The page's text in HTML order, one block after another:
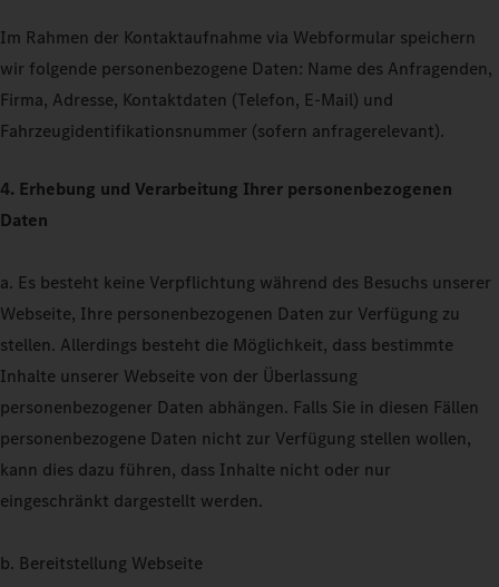
Im Rahmen der Kontaktaufnahme via Webformular speichern
wir folgende personenbezogene Daten: Name des Anfragenden,
Firma, Adresse, Kontaktdaten (Telefon, E-Mail) und
Fahrzeugidentifikationsnummer (sofern anfragerelevant).
4. Erhebung und Verarbeitung Ihrer personenbezogenen
Daten
a. Es besteht keine Verpflichtung während des Besuchs unserer
Webseite, Ihre personenbezogenen Daten zur Verfügung zu
stellen. Allerdings besteht die Möglichkeit, dass bestimmte
Inhalte unserer Webseite von der Überlassung
personenbezogener Daten abhängen. Falls Sie in diesen Fällen
personenbezogene Daten nicht zur Verfügung stellen wollen,
kann dies dazu führen, dass Inhalte nicht oder nur
eingeschränkt dargestellt werden.
b. Bereitstellung Webseite